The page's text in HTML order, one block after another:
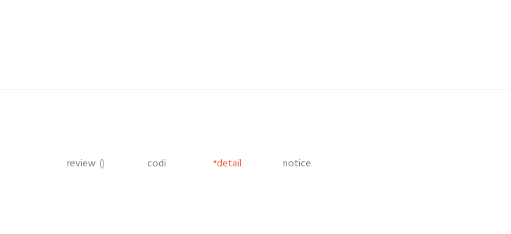
review () codi *detail notice